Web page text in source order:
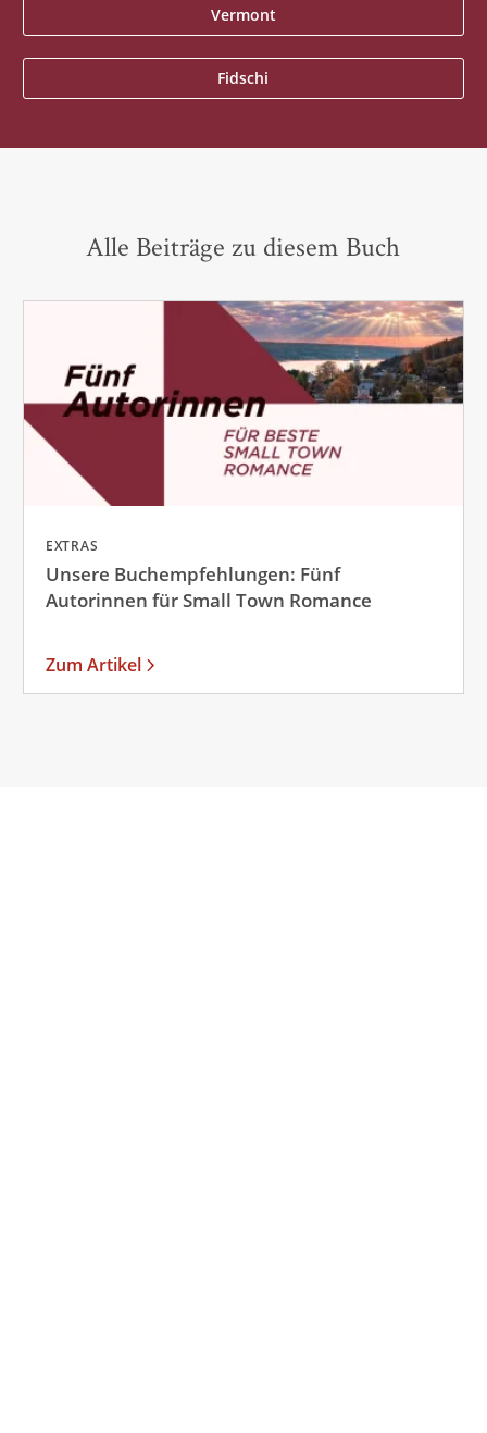
Vermont
Fidschi
Alle Beiträge zu diesem Buch
EXTRAS
Unsere Buchempfehlungen: Fünf
Autorinnen für Small Town Romance
Zum Artikel